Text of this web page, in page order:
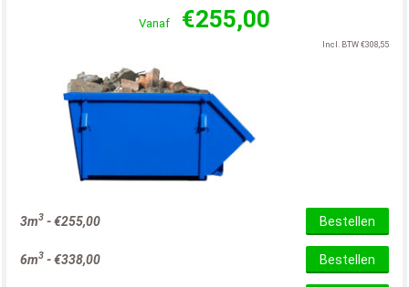
Vanaf €255,00
Incl. BTW €308,55
3m3 -€255,00 Bestellen
6m3 -€338,00 Bestellen